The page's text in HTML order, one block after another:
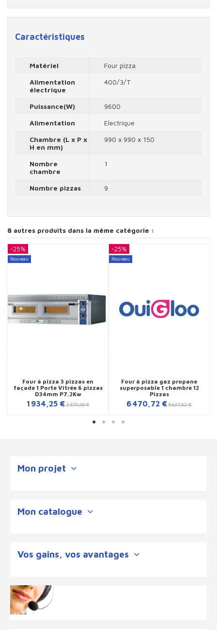
Caractéristiques
Matériel
Four pizza
Alimentation
électrique
400/3/T
Puissance(W)
9600
Alimentation
Electrique
Chambre (L x P x
H en mm)
990 x 990 x 150
Nombre
chambre
1
Nombre pizzas 9
8 autres produits dans la même catégorie :
-25%
Nouveau
Four à pizza 3 pizzas en
façade 1 Porte Vitrée 6 pizzas
D34mm P7,2Kw
1 934,25 € 2 579,00 €
-25%
Nouveau
Four à pizza gaz propane
superposable 1 chambre 12
Pizzas
6 470,72 € 8 627,62 €
Mon projet
Mon catalogue
Vos gains, vos avantages